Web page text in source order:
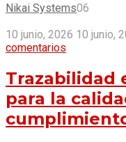
Nikai Systems06
10 junio, 2026 10 junio,
comentarios
Trazabilidad
para la